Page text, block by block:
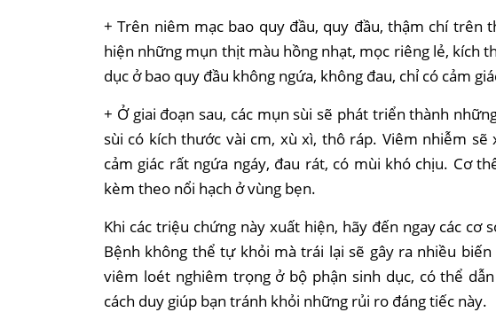
+ Trên niêm mạc bao quy đầu, quy đầu, thậm chí trên
hiện những mụn thịt màu hồng nhạt, mọc riêng lẻ, kích
dục ở bao quy đầu không ngứa, không đau, chỉ có cảm
+ Ở giai đoạn sau, các mụn sùi sẽ phát triển thành
sùi có kích thước vài cm, xù xì, thô ráp. Viêm nhiễm
cảm giác rất ngứa ngáy, đau rát, có mùi khó chịu. Cơ
kèm theo nổi hạch ở vùng bẹn.
Khi các triệu chứng này xuất hiện, hãy đến ngay các
Bệnh không thể tự khỏi mà trái lại sẽ gây ra nhiều
viêm loét nghiêm trọng ở bộ phận sinh dục, có thể
cách duy giúp bạn tránh khỏi những rủi ro đáng tiếc này.